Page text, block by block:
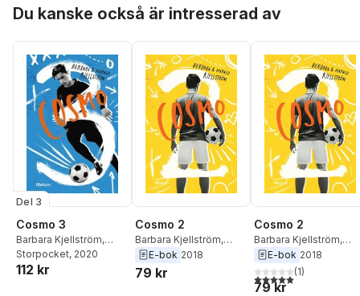
Du kanske också är intresserad av
Del 3
Cosmo 3
Barbara Kjellström,
Harald Kjellström
Storpocket, 2020
112 kr
Cosmo 2
Barbara Kjellström,
Harald Kjellström
E-bok 2018
79 kr
Cosmo 2
Barbara Kjellström,
Harald Kjellström
E-bok 2018
5,0utav 5 stjärnor.
(1)
79 kr